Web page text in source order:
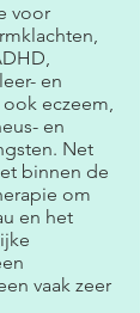
voor
en
eczeem,
en
Net
binnen de
om
en het
vaak zeer